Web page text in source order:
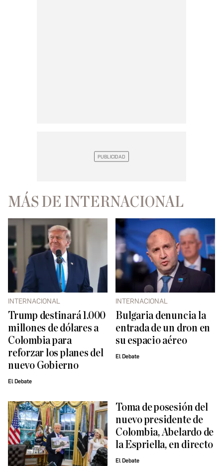
MÁS DE INTERNACIONAL
INTERNACIONAL
Trump destinará 1.000
millones de dólares a
Colombia para
reforzar los planes del
nuevo Gobierno
El Debate
INTERNACIONAL
Bulgaria denuncia la
entrada de un dron en
su espacio aéreo
El Debate
Toma de posesión del
nuevo presidente de
Colombia, Abelardo de
la Espriella, en directo
El Debate